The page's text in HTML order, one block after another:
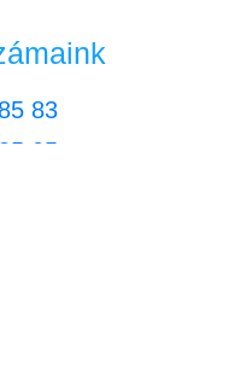
83
05